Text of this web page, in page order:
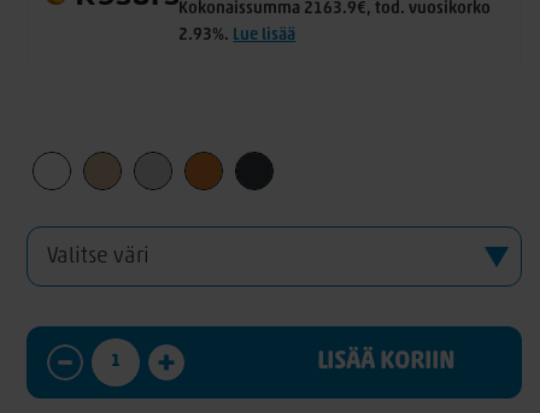
Kokonaissumma 2163.9€, tod. vuosikorko
2.93%. Lue lisää
LISÄÄ KORIIN